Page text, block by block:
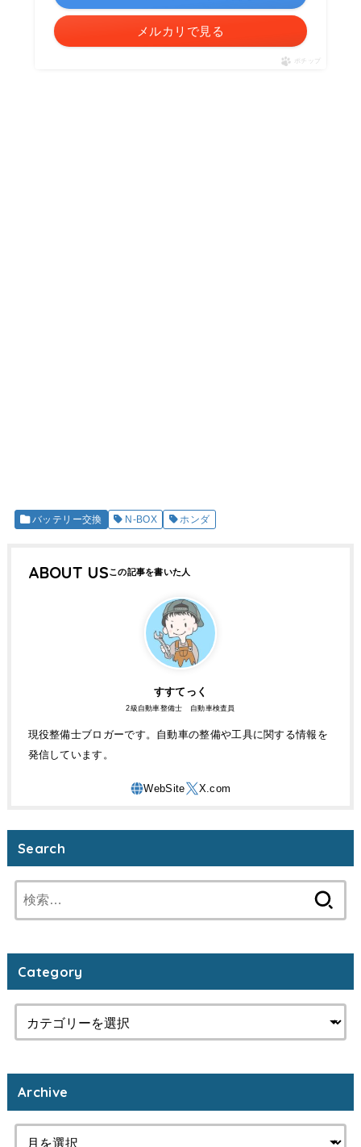
メルカリで見る
ポチップ
バッテリー交換 N-BOX ホンダ
ABOUT US
すすてっく
2級自動車整備士 自動車検査員
現役整備士ブロガーです。自動車の整備や工具に関する情報を
発信しています。
Search
索:
Category
Archive